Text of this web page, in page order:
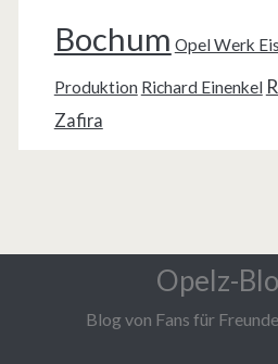
Bochum Opel Werk
Produktion Richard Einenkel
Zafira
Opelz-
Blog von Fans für